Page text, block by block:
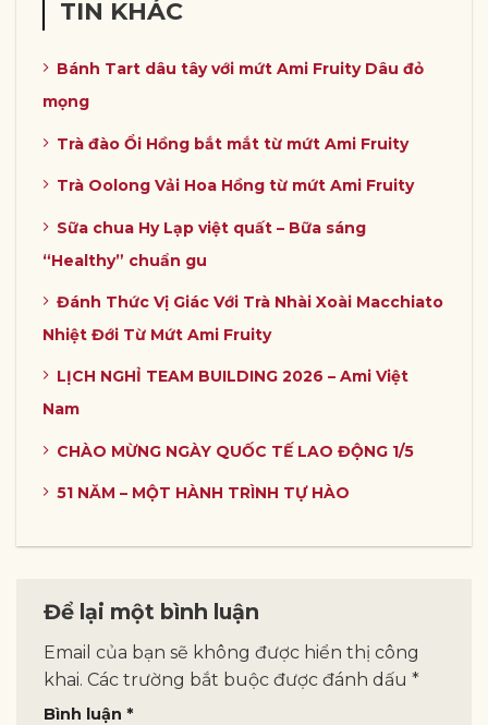
TIN KHÁC
Bánh Tart dâu tây với mứt Ami Fruity Dâu đỏ
mọng
Trà đào Ổi Hồng bắt mắt từ mứt Ami Fruity
Trà Oolong Vải Hoa Hồng từ mứt Ami Fruity
Sữa chua Hy Lạp việt quất – Bữa sáng
“Healthy” chuẩn gu
Đánh Thức Vị Giác Với Trà Nhài Xoài Macchiato
Nhiệt Đới Từ Mứt Ami Fruity
LỊCH NGHỈ TEAM BUILDING 2026 – Ami Việt
Nam
CHÀO MỪNG NGÀY QUỐC TẾ LAO ĐỘNG 1/5
51 NĂM – MỘT HÀNH TRÌNH TỰ HÀO
Để lại một bình luận
Email của bạn sẽ không được hiển thị công
khai. Các trường bắt buộc được đánh dấu *
Bình luận *